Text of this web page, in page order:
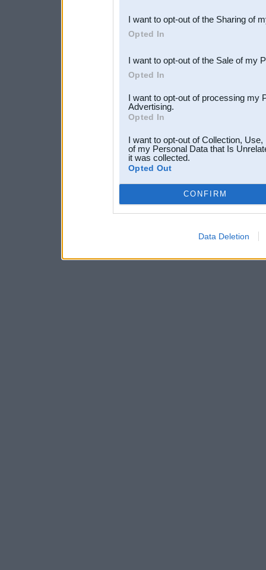
Downstream Participants
third parties.
I want to opt-out of the Sharing of
Opted In
I want to opt-out of the Sale of my
Opted In
I want to opt-out of processing my
Advertising.
Opted In
I want to opt-out of Collection,
of my Personal Data that Is
it was collected.
Opted Out
CONFIRM
Data Deletion